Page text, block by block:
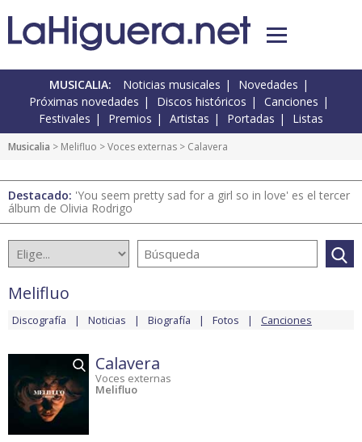
MUSICALIA: Noticias musicales
Novedades
Próximas novedades
Discos históricos
Canciones
Festivales
Premios Artistas Portadas Listas
Musicalia > Melifluo >Voces externas > Calavera
Destacado: 'You seem pretty sad for a girl so in love' es el tercer
álbum de Olivia Rodrigo
Melifluo
Discografía Noticias Biografía Fotos Canciones
Calavera
Voces externas
Melifluo